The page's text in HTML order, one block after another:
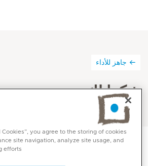
جاهز للأداء
شكرا لك
Cookies”, you agree to the storing of cookies
site navigation, analyze site usage, and
efforts.